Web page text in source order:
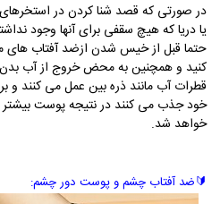
در صورتی که قصد شنا کردن در استخرهای
یا دریا که هیچ سقفی برای آنها وجود
حتما قبل از خیس شدن ازضد آفتاب های
کنید و همچنین به محض خروج از آب بدن
قطرات آب مانند ذره بین عمل می کنند و
خود جذب می کنند در نتیجه پوست
خواهد شد.
🔰ضد آفتاب چشم و پوست دور چشم: